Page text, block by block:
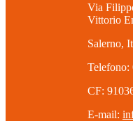
Via
Vittorio
Salerno,
Telefono:
CF:
E-mail: